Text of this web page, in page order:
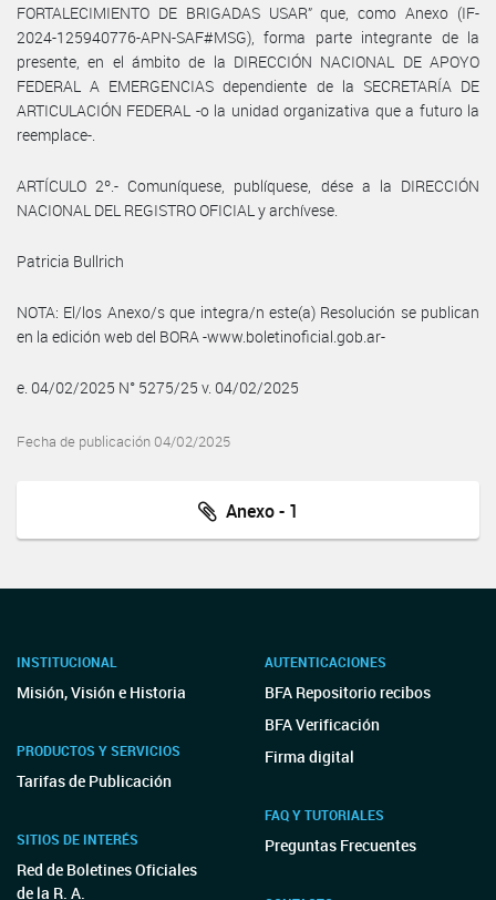
FORTALECIMIENTO DE BRIGADAS USAR” que, como Anexo (IF-
2024-125940776-APN-SAF#MSG), forma parte integrante de la
presente, en el ámbito de la DIRECCIÓN NACIONAL DE APOYO
FEDERAL A EMERGENCIAS dependiente de la SECRETARÍA DE
ARTICULACIÓN FEDERAL -o la unidad organizativa que a futuro la
reemplace-.
ARTÍCULO 2º.- Comuníquese, publíquese, dése a la DIRECCIÓN
NACIONAL DEL REGISTRO OFICIAL y archívese.
Patricia Bullrich
NOTA: El/los Anexo/s que integra/n este(a) Resolución se publican
en la edición web del BORA -www.boletinoficial.gob.ar-
e. 04/02/2025 N° 5275/25 v. 04/02/2025
Fecha de publicación 04/02/2025
Anexo - 1
INSTITUCIONAL
Misión, Visión e Historia
PRODUCTOS Y SERVICIOS
Tarifas de Publicación
SITIOS DE INTERÉS
Red de Boletines Oficiales
de la R. A.
AUTENTICACIONES
BFA Repositorio recibos
BFA Verificación
Firma digital
FAQ Y TUTORIALES
Preguntas Frecuentes